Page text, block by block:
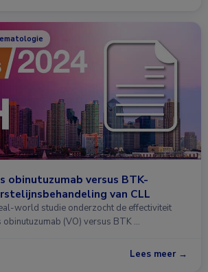
obinutuzumab versus BTK-
van CLL
world studie onderzocht de effectiviteit
(VO) versus BTK …
Lees meer →